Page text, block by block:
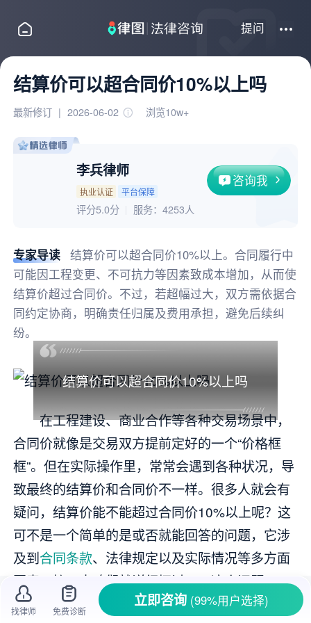
提问
结算价可以超合同价10%以上吗
最新修订 | 2026-06-02 浏览10w+
李兵律师
执业认证 平台保障
咨询我
评分5.0分 服务： 4253人
专家导读
结算价可以超合同价10%以上。合同履行中
可能因工程变更、不可抗力等因素致成本增加，从而使
结算价超过合同价。不过，若超幅过大，双方需依据合
同约定协商，明确责任归属及费用承担，避免后续纠
纷。
结算价可以超合同价10%以上吗
在工程建设、商业合作等各种交易场景中，
合同价就像是交易双方提前定好的一个“价格框
框”。但在实际操作里，常常会遇到各种状况，导
致最终的结算价和合同价不一样。很多人就会有
疑问，结算价能不能超过合同价10%以上呢？这
可不是一个简单的是或否就能回答的问题，它涉
及到合同条款、法律规定以及实际情况等多方面
因素。接下来咱们就详细探讨一下这个问题。
找律师 免费诊断
立即咨询 (99%用户选择)